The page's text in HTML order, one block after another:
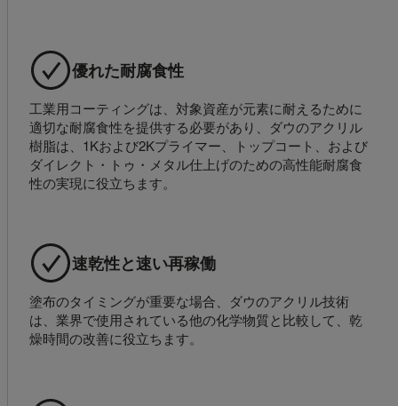
優れた耐腐食性
工業用コーティングは、対象資産が元素に耐えるために
適切な耐腐食性を提供する必要があり、ダウのアクリル
樹脂は、1Kおよび2Kプライマー、トップコート、および
ダイレクト・トゥ・メタル仕上げのための高性能耐腐食
性の実現に役立ちます。
速乾性と速い再稼働
塗布のタイミングが重要な場合、ダウのアクリル技術
は、業界で使用されている他の化学物質と比較して、乾
燥時間の改善に役立ちます。